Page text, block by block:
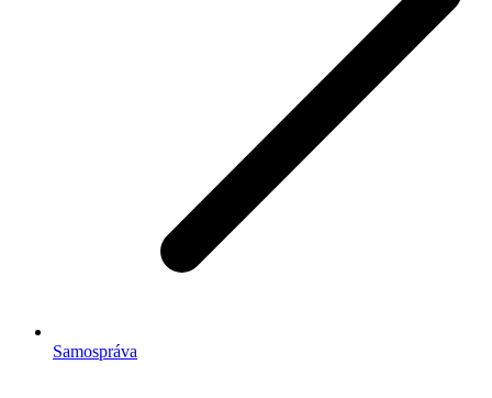
Samospráva